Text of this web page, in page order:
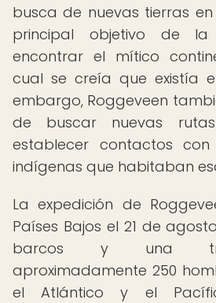
busca de nuevas tierras en
principal objetivo de la
encontrar el mítico
cual se creía que existía
embargo, Roggeveen
de buscar nuevas
establecer contactos
indígenas que habitaban
La expedición de
Países Bajos el 21 de
barcos y una
aproximadamente 250
el Atlántico y el